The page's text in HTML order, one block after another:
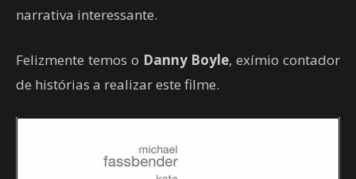
narrativa interessante.
Felizmente temos o Danny Boyle, exímio contador
de histórias a realizar este filme.